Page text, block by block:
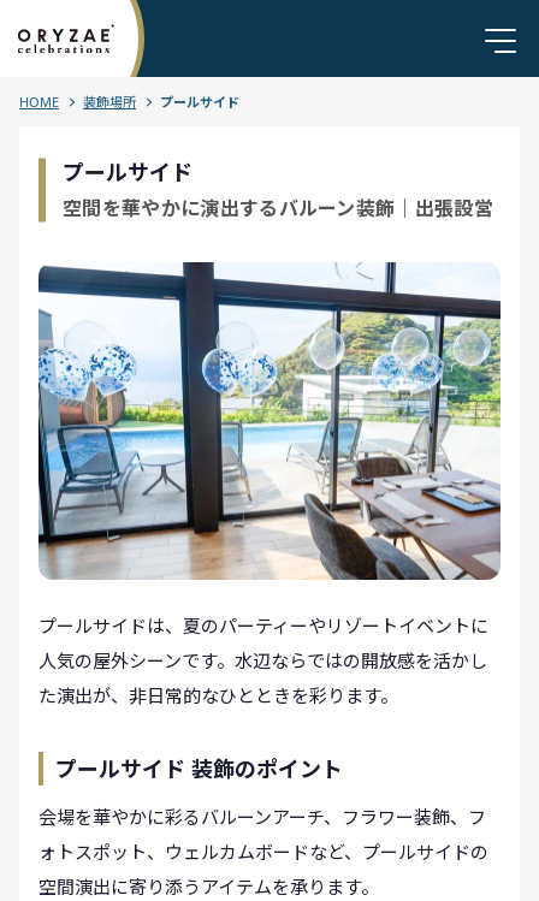
HOME 装飾場所 プールサイド
プールサイド
空間を華やかに演出するバルーン装飾｜出張設営
プールサイドは、夏のパーティーやリゾートイベントに
人気の屋外シーンです。水辺ならではの開放感を活かし
た演出が、非日常的なひとときを彩ります。
プールサイド 装飾のポイント
会場を華やかに彩るバルーンアーチ、フラワー装飾、フ
ォトスポット、ウェルカムボードなど、プールサイドの
空間演出に寄り添うアイテムを承ります。